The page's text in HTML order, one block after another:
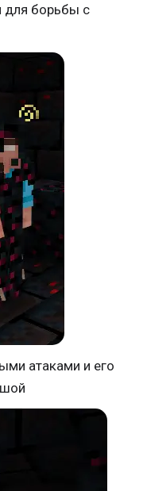
борьбы с
атаками и его